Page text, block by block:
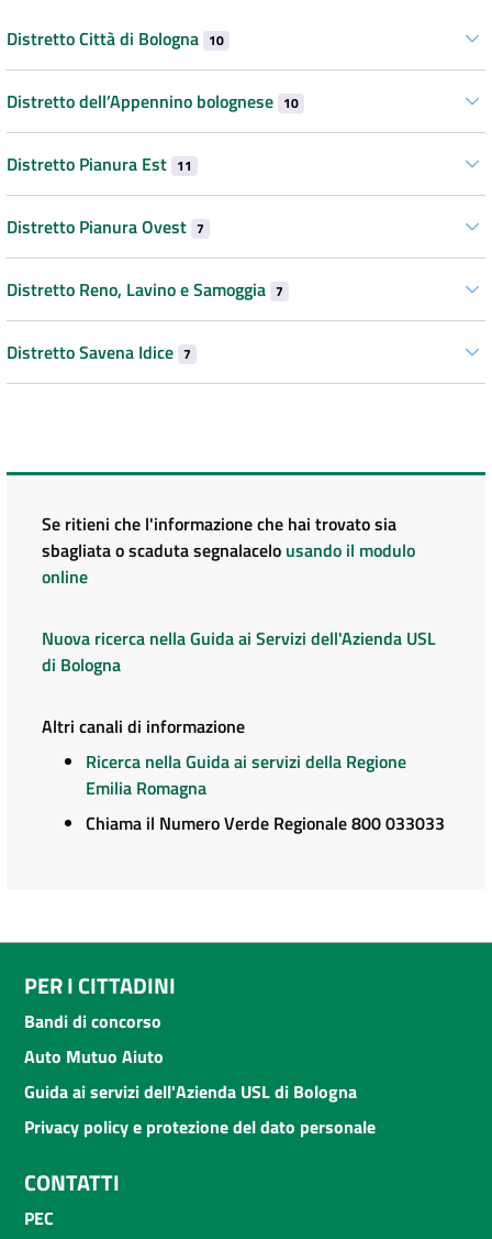
Distretto Città di Bologna 10
Distretto dell’Appennino bolognese 10
Distretto Pianura Est 11
Distretto Pianura Ovest 7
Distretto Reno, Lavino e Samoggia 7
Distretto Savena Idice 7
Se ritieni che l'informazione che hai trovato sia
sbagliata o scaduta segnalacelo usando il modulo
online
Nuova ricerca nella Guida ai Servizi dell'Azienda USL
di Bologna
Altri canali di informazione
Ricerca nella Guida ai servizi della Regione
Emilia Romagna
Chiama il Numero Verde Regionale 800 033033
PER I CITTADINI
Bandi di concorso
Auto Mutuo Aiuto
Guida ai servizi dell'Azienda USL di Bologna
Privacy policy e protezione del dato personale
CONTATTI
PEC